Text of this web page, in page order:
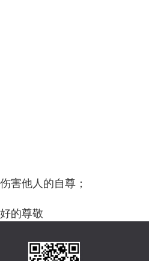
害他人的自尊；
的尊敬